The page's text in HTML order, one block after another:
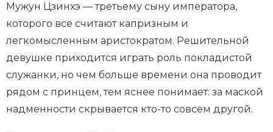
Мужун Цзинхэ — третьему сыну императора,
которого все считают капризным и
легкомысленным аристократом. Решительной
девушке приходится играть роль покладистой
служанки, но чем больше времени она проводит
рядом с принцем, тем яснее понимает: за маской
надменности скрывается кто-то совсем другой.